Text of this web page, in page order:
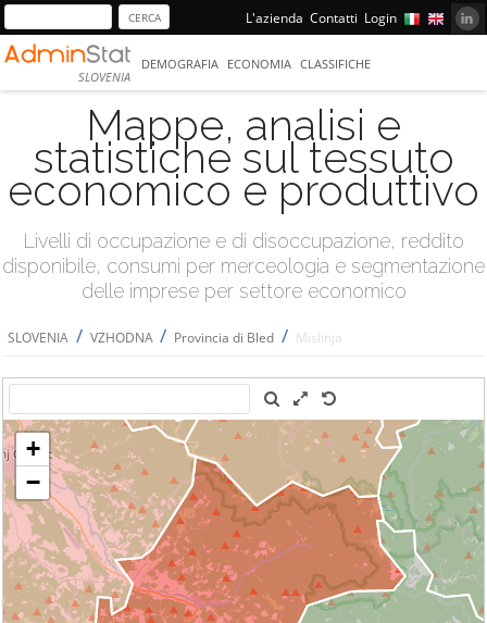
L'azienda Contatti Login
SLOVENIA
DEMOGRAFIA ECONOMIA CLASSIFICHE
Mappe, analisi e
statistiche sul tessuto
economico e produttivo
Livelli di occupazione e di disoccupazione, reddito
disponibile, consumi per merceologia e segmentazione
delle imprese per settore economico
SLOVENIA / VZHODNA / Provincia di Bled / Mislinja